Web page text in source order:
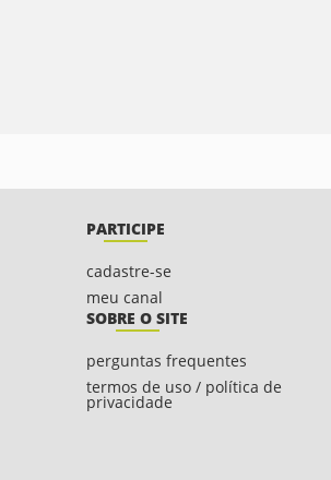
PARTICIPE
cadastre-se
meu canal
SOBRE O SITE
perguntas frequentes
termos de uso / política de
privacidade